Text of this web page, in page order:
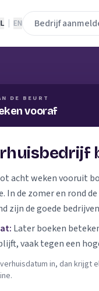
EN Bedrijf
DE BEURT
vooraf
acht weken vooruit
In de zomer en rond
zijn de goede
Later boeken
vaak tegen een
in, dan krijgt